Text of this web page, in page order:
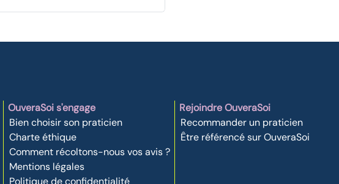
OuveraSoi s'engage
Bien choisir son praticien
Charte éthique
Comment récoltons-nous vos avis ?
Mentions légales
Politique de confidentialité
Rejoindre OuveraSoi
Recommander un praticien
Être référencé sur OuveraSoi